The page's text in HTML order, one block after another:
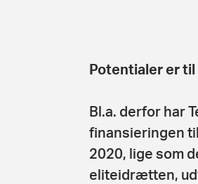
Potentialer er
Bl.a. derfor har
finansieringen
2020, lige som
eliteidrætten,